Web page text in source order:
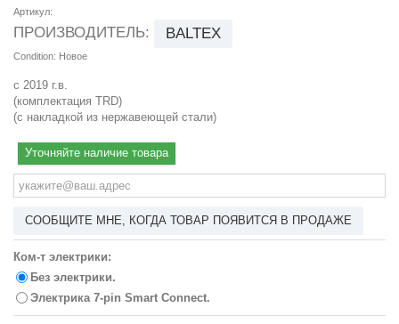
Артикул:
ПРОИЗВОДИТЕЛЬ: BALTEX
Condition: Новое
с 2019 г.в.
(комплектация TRD)
(с накладкой из нержавеющей стали)
Уточняйте наличие товара
СООБЩИТЕ МНЕ, КОГДА ТОВАР ПОЯВИТСЯ В ПРОДАЖЕ
Ком-т электрики:
Без электрики.
Электрика 7-pin Smart Connect.